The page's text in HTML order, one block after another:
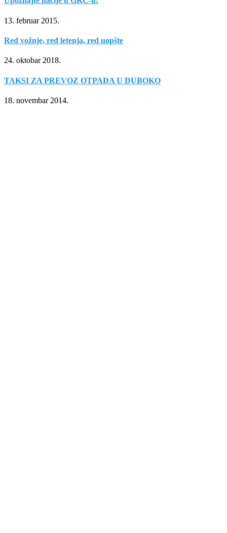
13. februar 2015.
Red vožnje, red letenja, red uopšte
24. oktobar 2018.
TAKSI ZA PREVOZ OTPADA U DUBOKO
18. novembar 2014.